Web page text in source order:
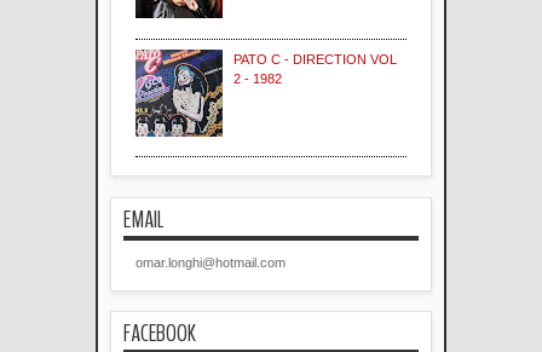
PATO C - DIRECTION VOL
2 - 1982
EMAIL
omar.longhi@hotmail.com
FACEBOOK